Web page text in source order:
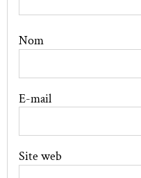
Nom
E-mail
Site web